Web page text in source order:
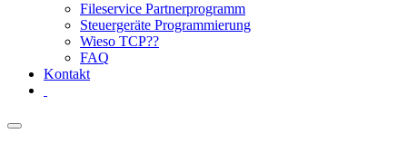
Fileservice Partnerprogramm
Steuergeräte Programmierung
Wieso TCP??
FAQ
Kontakt